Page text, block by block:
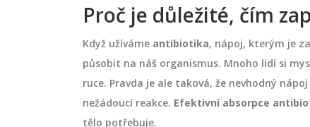
Proč je důležité, čím
Když užíváme antibiotika, nápoj, kterým je
působit na náš organismus. Mnoho lidí si
ruce. Pravda je ale taková, že nevhodný
nežádoucí reakce. Efektivní absorpce
tělo potřebuje.